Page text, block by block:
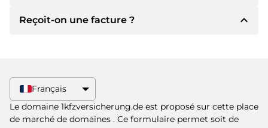
Après un accord, le titulaire vous
proposera Paypal ou d'autres méthodes de
paiement.
Veuillez toujours mentionner le nom de
Reçoit-on une facture ? expand_less
élevé, vous recevrez également un contrat de
vente supplémentaire si vous le souhaitez.
Français
Le domaine 1kfzversicherung.de est proposé sur cette place
de marché de domaines . Ce formulaire permet soit de